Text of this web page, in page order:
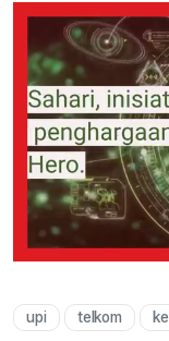
upi telkom